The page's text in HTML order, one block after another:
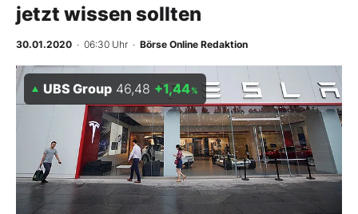
BO-Musterdepots
Experten
Mein B:O
Mein Konto
jetzt wissen sollten
30.01.2020 · 06:30 Uhr · Börse Online Redaktion
UBS Group 46,48 +1,44%